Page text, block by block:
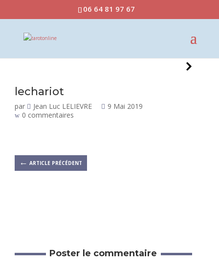
06 64 81 97 67
lechariot
par Jean Luc LELIEVRE
9 Mai 2019
0 commentaires
← ARTICLE PRÉCÉDENT
Poster le commentaire